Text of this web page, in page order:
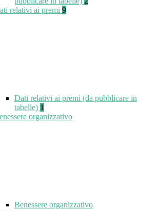
relativi ai premi 9
Dati relativi ai premi (da pubblicare in
tabelle) 1
organizzativo
Benessere organizzativo